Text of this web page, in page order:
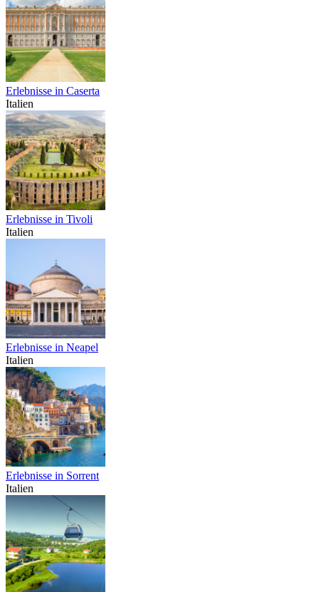
Erlebnisse in Caserta
Italien
Erlebnisse in Tivoli
Italien
Erlebnisse in Neapel
Italien
Erlebnisse in Sorrent
Italien